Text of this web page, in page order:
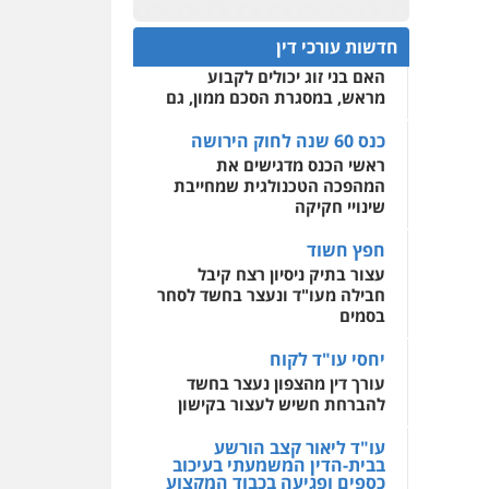
ומעצרים סייבר ניהול
משברים פליליים
0506355388
עו"ד דרוויש נאשף
פלילי פשיעה חמורה
אדם
0527448141
חליל ביאדי – משרד
עורכי דין
פלילי דיני תעבורה מעצרים
0509636895
עו"ד איהאב זבידאת
פשע עבירות המתה
עבירות מין
0522508109
אחסון אתרים
מהירות הגנה גיבוי
לעורכי דין
מרכז התחלה חדשה
שירותים מקצועיים לעורכי
דין
0544500346
חדשות עורכי דין
המתח שבין חוק יחסי ממון
לבין חוק הירושה
האם בני זוג יכולים לקבוע
מראש, במסגרת הסכם ממון, גם
כנס 60 שנה לחוק הירושה
ראשי הכנס מדגישים את
המהפכה הטכנולגית שמחייבת
שינויי חקיקה
חפץ חשוד
עצור בתיק ניסיון רצח קיבל
חבילה מעו"ד ונעצר בחשד לסחר
בסמים
יחסי עו"ד לקוח
עורך דין מהצפון נעצר בחשד
להברחת חשיש לעצור בקישון
עו"ד ליאור קצב הורשע
בבית-הדין המשמעתי בעיכוב
כספים ופגיעה בכבוד המקצוע